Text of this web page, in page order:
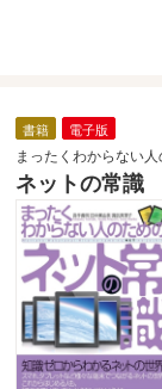
書籍 電子版
まったくわからない
ネットの常識